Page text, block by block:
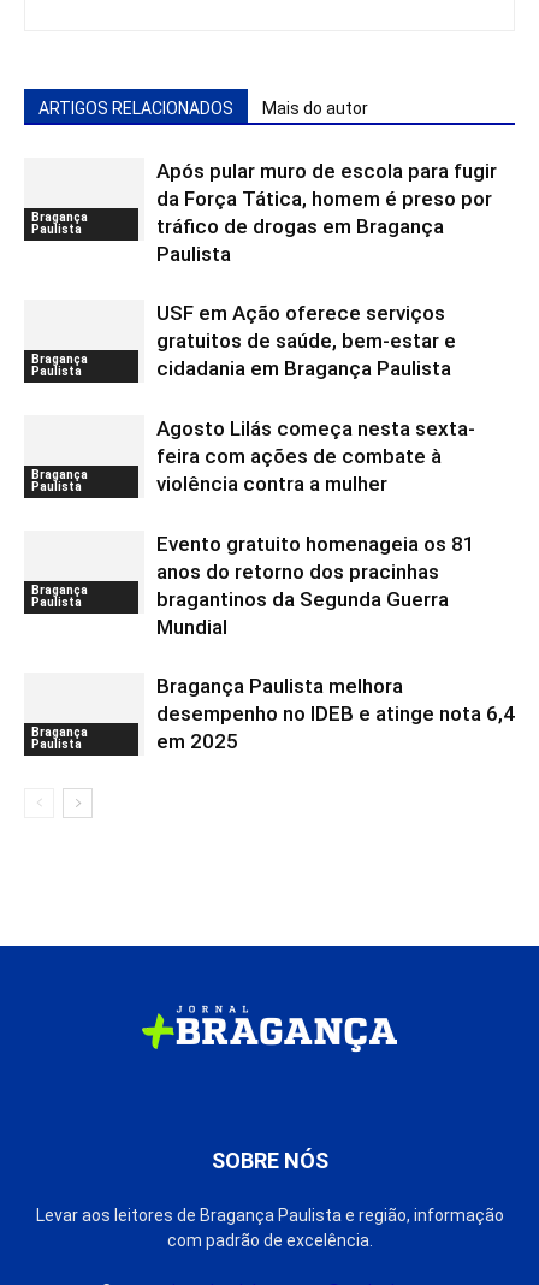
ARTIGOS RELACIONADOS Mais do autor
Bragança
Paulista
Após pular muro de escola para fugir
da Força Tática, homem é preso por
tráfico de drogas em Bragança
Paulista
Bragança
Paulista
USF em Ação oferece serviços
gratuitos de saúde, bem-estar e
cidadania em Bragança Paulista
Bragança
Paulista
Agosto Lilás começa nesta sexta-
feira com ações de combate à
violência contra a mulher
Bragança
Paulista
Evento gratuito homenageia os 81
anos do retorno dos pracinhas
bragantinos da Segunda Guerra
Mundial
Bragança
Paulista
Bragança Paulista melhora
desempenho no IDEB e atinge nota 6,4
em 2025
SOBRE NÓS
Levar aos leitores de Bragança Paulista e região, informação
com padrão de excelência.